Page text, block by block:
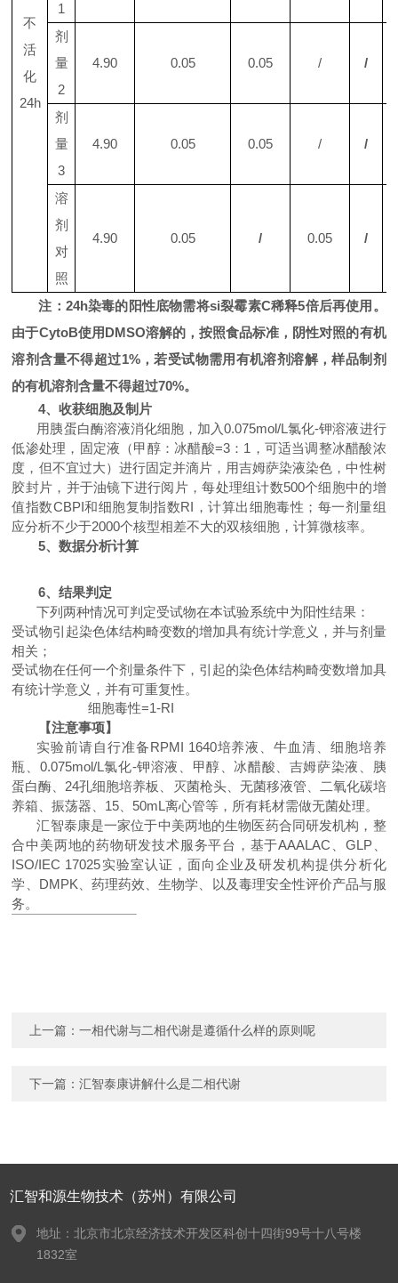
不
活
化
24h
1
剂
量
2
4.90 0.05 0.05 / /
剂
量
3
4.90 0.05 0.05 / /
溶
剂
对
照
4.90 0.05 / 0.05 /
注： 24h染毒的阳性底物需将si裂霉素C稀释5倍后再使用。
由于CytoB使用DMSO溶解的，按照食品标准，阴性对照的有机
溶剂含量不得超过1%，若受试物需用有机溶剂溶解，样品制剂
的有机溶剂含量不得超过70%。
4、收获细胞及制片
用胰蛋白酶溶液消化细胞，加入0.075mol/L氯化-钾溶液进行
低渗处理，固定液（甲醇：冰醋酸=3： 1 ，可适当调整冰醋酸浓
度，但不宜过大）进行固定并滴片，用吉姆萨染液染色，中性树
胶封片，并于油镜下进行阅片，每处理组计数500个细胞中的增
值指数CBPI和细胞复制指数RI ，计算出细胞毒性；每一剂量组
应分析不少于2000个核型相差不大的双核细胞，计算微核率。
5、数据分析计算
6、结果判定
下列两种情况可判定受试物在本试验系统中为阳性结果：
受试物引起染色体结构畸变数的增加具有统计学意义，并与剂量
相关；
受试物在任何一个剂量条件下，引起的染色体结构畸变数增加具
有统计学意义，并有可重复性。
细胞毒性=1-RI
【注意事项】
实验前请自行准备RPMI 1640培养液、牛血清、细胞培养
瓶、 0.075mol/L氯化-钾溶液、甲醇、冰醋酸、吉姆萨染液、胰
蛋白酶、 24孔细胞培养板、灭菌枪头、无菌移液管、二氧化碳培
养箱、振荡器、 15 50mL离心管等，所有耗材需做无菌处理。
汇智泰康是一家位于中美两地的生物医药合同研发机构，整
合中美两地的药物研发技术服务平台，基于AAALAC GLP、
ISO/IEC 17025实验室认证，面向企业及研发机构提供分析化
学、 DMPK 、药理药效、生物学、以及毒理安全性评价产品与服
务。
上一篇：一相代谢与二相代谢是遵循什么样的原则呢
下一篇：汇智泰康讲解什么是二相代谢
汇智和源生物技术（苏州）有限公司
地址：北京市北京经济技术开发区科创十四街99号十八号楼
1832室